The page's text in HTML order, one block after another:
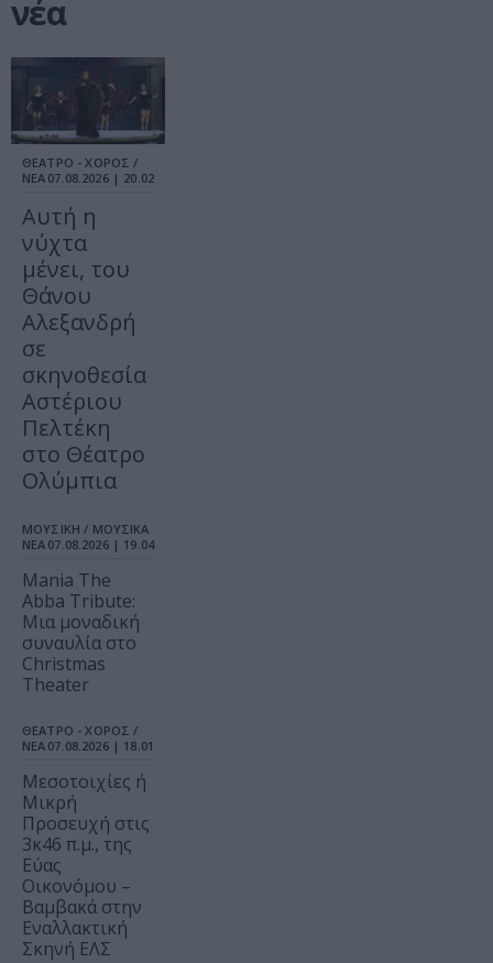
νέα
ΘΕΑΤΡΟ - ΧΟΡΟΣ /
ΝΕΑ 07.08.2026 | 20.02
Αυτή η
νύχτα
μένει, του
Θάνου
Αλεξανδρή
σε
σκηνοθεσία
Αστέριου
Πελτέκη
στο Θέατρο
Ολύμπια
ΜΟΥΣΙΚΗ / ΜΟΥΣΙΚΑ
ΝΕΑ 07.08.2026 | 19.04
Mania The
Abba Tribute:
Μια μοναδική
συναυλία στο
Christmas
Theater
ΘΕΑΤΡΟ - ΧΟΡΟΣ /
ΝΕΑ 07.08.2026 | 18.01
Μεσοτοιχίες ή
Μικρή
Προσευχή στις
3κ46 π.μ., της
Εύας
Οικονόμου –
Βαμβακά στην
Εναλλακτική
Σκηνή ΕΛΣ